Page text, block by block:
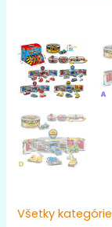
Všetky kategórie